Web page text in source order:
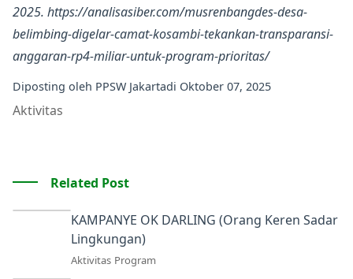
2025. https://analisasiber.com/musrenbangdes-desa-
belimbing-digelar-camat-kosambi-tekankan-transparansi-
anggaran-rp4-miliar-untuk-program-prioritas/
Diposting oleh PPSW Jakartadi Oktober 07, 2025
Aktivitas
Related Post
KAMPANYE OK DARLING (Orang Keren Sadar
Lingkungan)
Aktivitas Program